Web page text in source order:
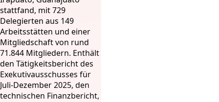
stattfand, mit 729
Delegierten aus 149
Arbeitsstätten und einer
Mitgliedschaft von rund
71.844 Mitgliedern. Enthält
den Tätigkeitsbericht des
Exekutivausschusses für
Juli-Dezember 2025, den
technischen Finanzbericht,